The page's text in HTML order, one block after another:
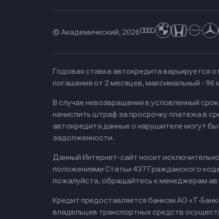
© Академический, 2026
Годовая ставка автокредита варьируется
погашения от 2 месяцев, максимальный -
В случае невозвращения в условленный
начислить штраф за просрочку платежа в
автокредита данные о нарушителе могут
задолженности.
Данный Интернет-сайт носит
положениями Статьи 437 Гражданского
пожалуйста, обращайтесь к менеджерам
Кредит предоставляется банком АО «Т-
владельцев транспортных средств